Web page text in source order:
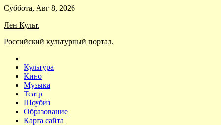
Skip
content
Суббота, Авг 8, 2026
Лен Культ.
Российский культурный портал.
Культура
Кино
Музыка
Театр
Шоубиз
Образование
Карта сайта